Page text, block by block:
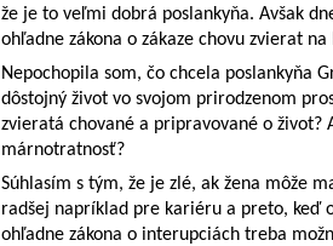
že je to veľmi dobrá poslankyňa. Avšak
ohľadne zákona o zákaze chovu zvierat na
Nepochopila som, čo chcela poslankyňa
dôstojný život vo svojom prirodzenom
zvieratá chované a pripravované o
márnotratnosť?
Súhlasím s tým, že je zlé, ak žena môže
radšej napríklad pre kariéru a preto, keď
ohľadne zákona o interupciách treba